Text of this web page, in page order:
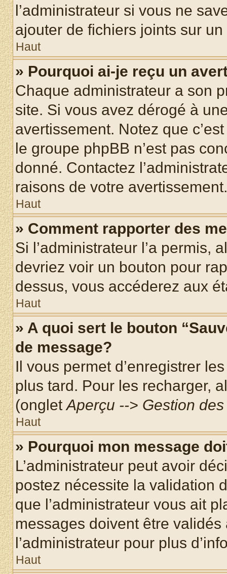
l’administrateur si vous ne
ajouter de fichiers joints sur un
Haut
» Pourquoi ai-je reçu un
Chaque administrateur a son
site. Si vous avez dérogé à
avertissement. Notez que
le groupe phpBB n’est pas
donné. Contactez
raisons de votre avertissement.
Haut
» Comment rapporter des
Si l’administrateur l’a permis,
devriez voir un bouton pour
dessus, vous accéderez aux
Haut
» A quoi sert le bouton
de message?
Il vous permet d’enregistrer
plus tard. Pour les recharger,
(ongletAperçu --> Gestion
Haut
» Pourquoi mon message
L’administrateur peut avoir
postez nécessite la validation
que l’administrateur vous ait
messages doivent être validés
l’administrateur pour plus
Haut